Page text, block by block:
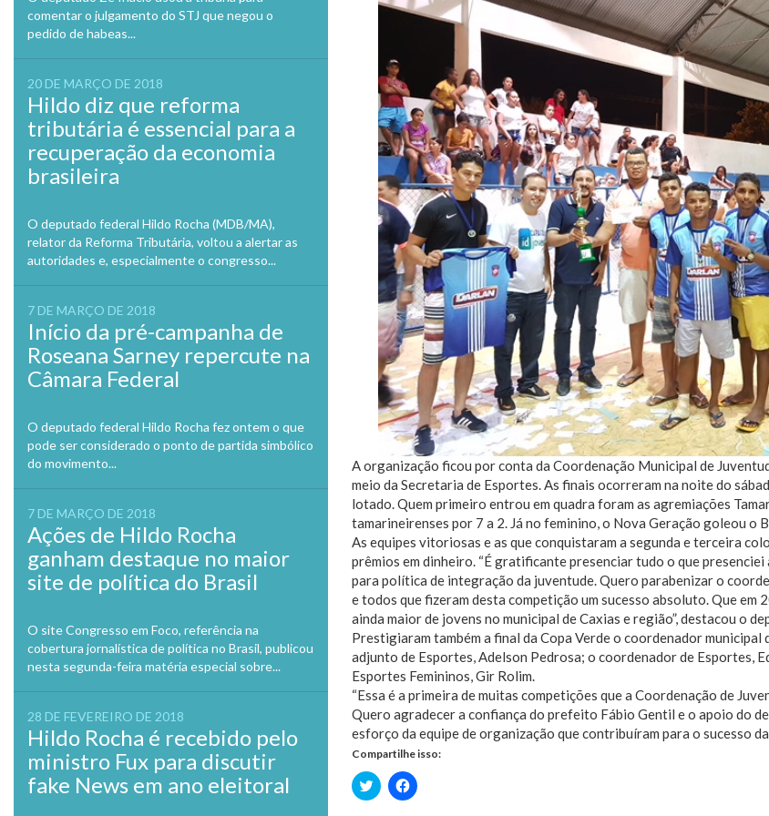
comentar o julgamento do STJ que negou o
pedido de habeas...
20 DE MARÇO DE 2018
Hildo diz que reforma
tributária é essencial para a
recuperação da economia
brasileira
O deputado federal Hildo Rocha (MDB/MA),
relator da Reforma Tributária, voltou a alertar as
autoridades e, especialmente o congresso...
7 DE MARÇO DE 2018
Início da pré-campanha de
Roseana Sarney repercute na
Câmara Federal
O deputado federal Hildo Rocha fez ontem o que
pode ser considerado o ponto de partida simbólico
do movimento...
7 DE MARÇO DE 2018
Ações de Hildo Rocha
ganham destaque no maior
site de política do Brasil
O site Congresso em Foco, referência na
cobertura jornalística de política no Brasil, publicou
nesta segunda-feira matéria especial sobre...
28 DE FEVEREIRO DE 2018
Hildo Rocha é recebido pelo
ministro Fux para discutir
fake News em ano eleitoral
A organização ficou por conta da Coordenação Municipal de
meio da Secretaria de Esportes. As finais ocorreram na noite do
lotado. Quem primeiro entrou em quadra foram as agremiações
tamarineirenses por 7 a 2. Já no feminino, o Nova Geração goleou o
As equipes vitoriosas e as que conquistaram a segunda e terceira
prêmios em dinheiro. “É gratificante presenciar tudo o que
para política de integração da juventude. Quero parabenizar o
e todos que fizeram desta competição um sucesso absoluto. Que em
ainda maior de jovens no municipal de Caxias e região”, destacou o
Prestigiaram também a final da Copa Verde o coordenador
adjunto de Esportes, Adelson Pedrosa; o coordenador de Esportes,
Esportes Femininos, Gir Rolim.
“Essa é a primeira de muitas competições que a Coordenação de
Quero agradecer a confiança do prefeito Fábio Gentil e o apoio do
esforço da equipe de organização que contribuíram para o sucesso
Compartilhe isso:
Clique
para
Clique
para